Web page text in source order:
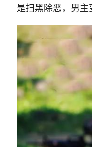
是扫黑除恶，男主